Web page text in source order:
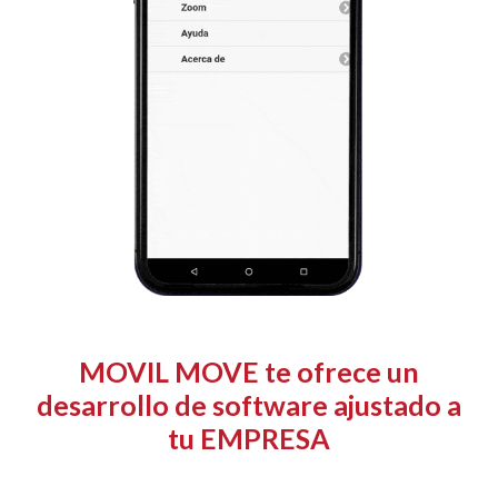
MOVIL MOVE te ofrece un
desarrollo de software ajustado a
tu EMPRESA